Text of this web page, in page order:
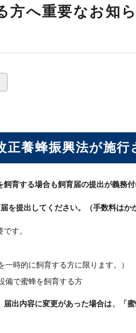
方へ重要なお知
正養蜂振興法が施行
育する場合も飼育届の提出が義務付
を提出してください。（手数料はか
す。
一時的に飼育する方に限ります。）
備で蜜蜂を飼育する方
出内容に変更があった場合は、「